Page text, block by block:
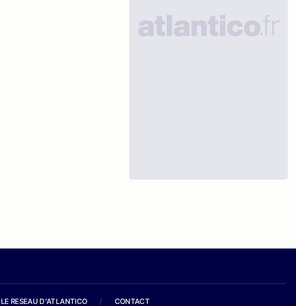
LE RESEAU D'ATLANTICO / CONTACT